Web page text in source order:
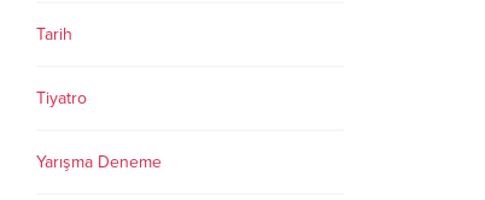
Tarih
Tiyatro
Yarışma Deneme